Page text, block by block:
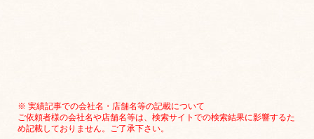
※ 実績記事での会社名・店舗名等の記載について
ご依頼者様の会社名や店舗名等は、検索サイトでの検索結果に影響するた
め記載しておりません。ご了承下さい。